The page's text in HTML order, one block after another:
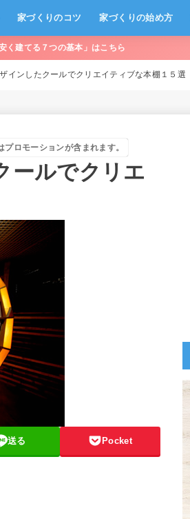
家づくりのコツ 家づくりの始め方
く建てる７つの基本」はこちら
インしたクールでクリエイティブな本棚１５選
プロモーションが含まれます。
ールでクリエ
送る Pocket